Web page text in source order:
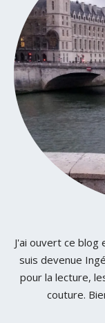
J'ai ouvert ce blog
suis devenue
pour la lecture,
couture.